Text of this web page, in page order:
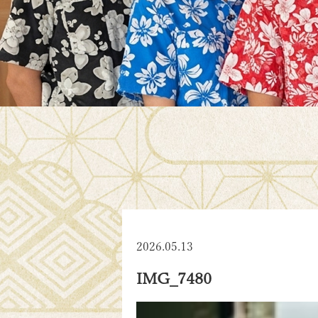
2026.05.13
IMG_7480